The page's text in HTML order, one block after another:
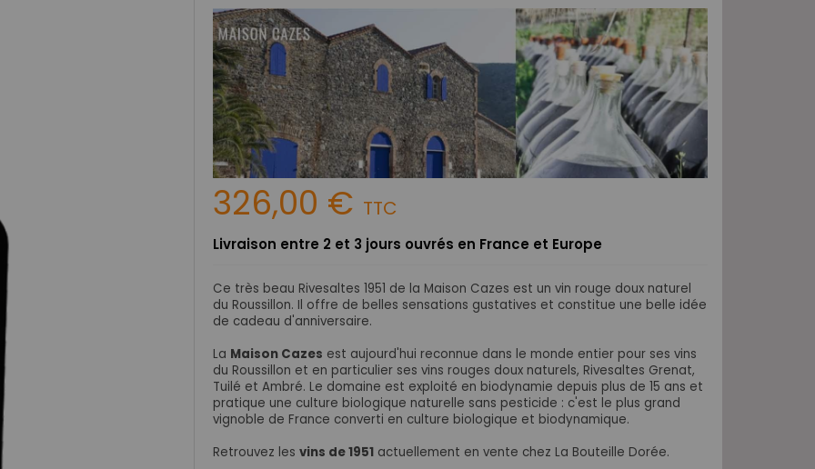
326,00 € TTC
Livraison entre 2 et 3 jours ouvrés en France et Europe
Ce très beau Rivesaltes 1951 de la Maison Cazes est un vin rouge doux naturel
du Roussillon. Il offre de belles sensations gustatives et constitue une belle idée
de cadeau d'anniversaire.
La Maison Cazes est aujourd'hui reconnue dans le monde entier pour ses vins
du Roussillon et en particulier ses vins rouges doux naturels, Rivesaltes Grenat,
Tuilé et Ambré. Le domaine est exploité en biodynamie depuis plus de 15 ans et
pratique une culture biologique naturelle sans pesticide : c'est le plus grand
vignoble de France converti en culture biologique et biodynamique.
Retrouvez les vins de 1951 actuellement en vente chez La Bouteille Dorée.